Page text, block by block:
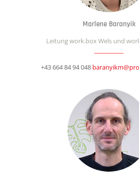
Marlene Baranyik
Leitung work.box Wels und
+43 664 84 94 048